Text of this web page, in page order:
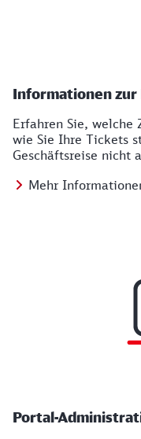
Informationen zur
Erfahren Sie, welche
wie Sie Ihre Tickets
Geschäftsreise nicht
Mehr
Portal-